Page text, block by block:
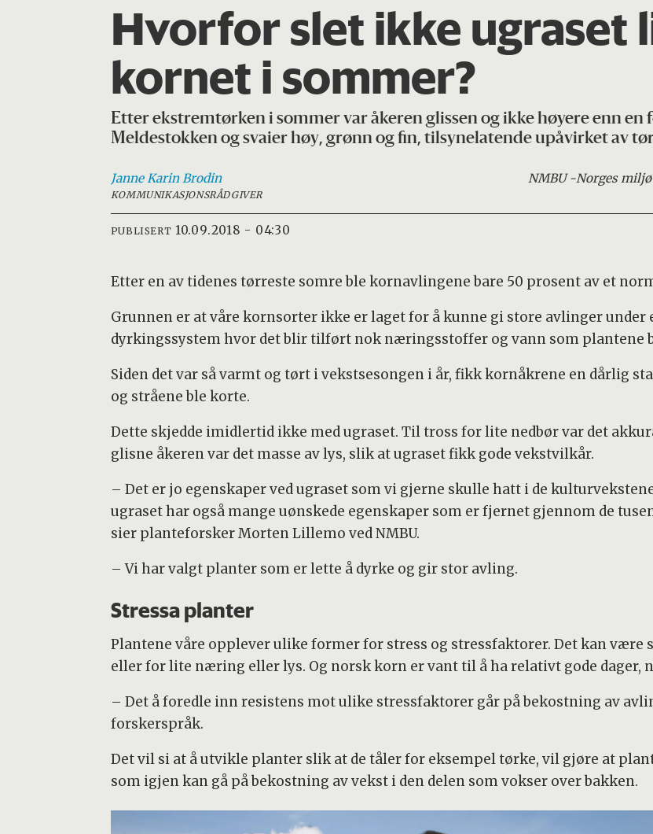
Hvorfor slet ikke ugraset
kornet i sommer?
Etter ekstremtørken i sommer var åkeren glissen og ikke høyere enn
Meldestokken og svaier høy, grønn og fin, tilsynelatende upåvirket av
Janne Karin Brodin
KOMMUNIKASJONSRÅDGIVER
NMBU -Norges
PUBLISERT 10.09.2018 - 04:30
Etter en av tidenes tørreste somre ble kornavlingene bare 50 prosent av et
Grunnen er at våre kornsorter ikke er laget for å kunne gi store avlinger
dyrkingssystem hvor det blir tilført nok næringsstoffer og vann som plantene
Siden det var så varmt og tørt i vekstsesongen i år, fikk kornåkrene en dårlig
og stråene ble korte.
Dette skjedde imidlertid ikke med ugraset. Til tross for lite nedbør var det
glisne åkeren var det masse av lys, slik at ugraset fikk gode vekstvilkår.
– Det er jo egenskaper ved ugraset som vi gjerne skulle hatt i de
ugraset har også mange uønskede egenskaper som er fjernet gjennom de
sier planteforsker Morten Lillemo ved NMBU.
– Vi har valgt planter som er lette å dyrke og gir stor avling.
Stressa planter
Plantene våre opplever ulike former for stress og stressfaktorer. Det kan være
eller for lite næring eller lys. Og norsk korn er vant til å ha relativt gode dager,
– Det å foredle inn resistens mot ulike stressfaktorer går på bekostning av
forskerspråk.
Det vil si at å utvikle planter slik at de tåler for eksempel tørke, vil gjøre at
som igjen kan gå på bekostning av vekst i den delen som vokser over bakken.